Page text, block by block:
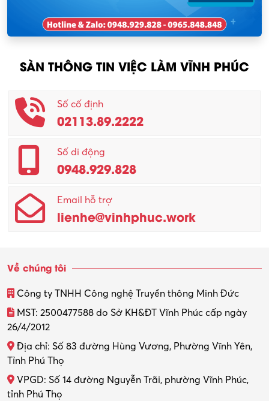
Nhân viên thu mua
Nhân viên CSKH
Phục vụ khác
Promotion Girl (PG)
Quản lý – Giám đốc
Quản lý chất lượng – QC
Quản lý sản xuất
Quản trị kinh doanh
Thiết kế nội thất
Thợ máy – Ô tô – Xe máy
Thực tập
KCN Tam Dương
SÀN THÔNG TIN VIỆC LÀM VĨNH PHÚC
Số cố định
02113.89.2222
Số di động
0948.929.828
Email hỗ trợ
lienhe@vinhphuc.work
Về chúng tôi
Công ty TNHH Công nghệ Truyền thông Minh Đức
MST: 2500477588 do Sở KH&ĐT Vĩnh Phúc cấp ngày
26/4/2012
Địa chỉ: Số 83 đường Hùng Vương, Phường Vĩnh Yên,
Tỉnh Phú Thọ
VPGD: Số 14 đường Nguyễn Trãi, phường Vĩnh Phúc,
tỉnh Phú Thọ